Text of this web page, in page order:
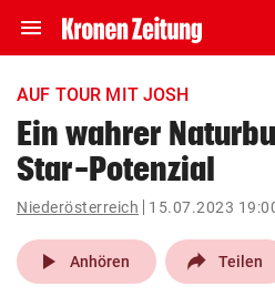
menu Navigation
ein-/ausklappen
account_circle Anmelden
pin_drop
Wien
AUF TOUR MIT JOSH
Ein wahrer
Star-Potenzial
Niederösterreich 15.07.2023
play_arrow Anhören Teilen